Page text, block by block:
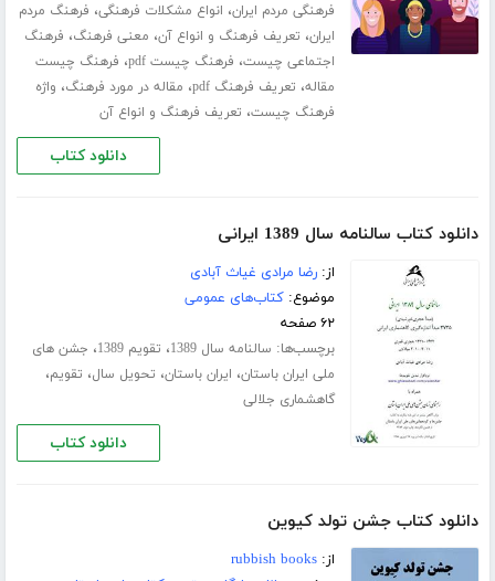
فرهنگی مردم ایران، انواع مشکلات فرهنگی، فرهنگ مردم
ایران، تعریف فرهنگ و انواع آن، معنی فرهنگ، فرهنگ
اجتماعی چیست، فرهنگ چیست pdf ، فرهنگ چیست
مقاله، تعریف فرهنگ pdf ، مقاله در مورد فرهنگ، واژه
فرهنگ چیست، تعریف فرهنگ و انواع آن
دانلود کتاب
دانلود کتاب سالنامه سال 1389 ایرانی
از:رضا مرادی غیاث آبادی
موضوع:کتاب‌های عمومی
۶۲ صفحه
برچسب‌ها: سالنامه سال 1389 ، تقویم 1389 ، جشن های
ملی ایران باستان، ایران باستان، تحویل سال، تقویم،
گاهشماری جلالی
دانلود کتاب
دانلود کتاب جشن تولد کیوین
از:rubbish books